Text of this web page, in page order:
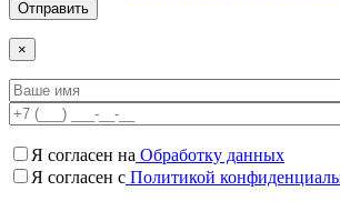
×
Я согласен на Обработку данных
Я согласен c Политикой